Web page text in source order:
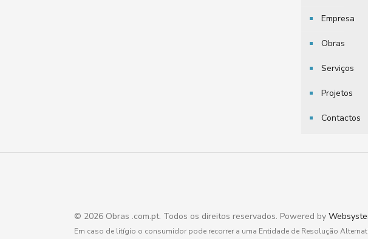
Empresa
Obras
Serviços
Projetos
Contactos
© 2026 Obras .com.pt. Todos os direitos reservados. Powered by
Em caso de litígio o consumidor pode recorrer a uma Entidade de Resolução